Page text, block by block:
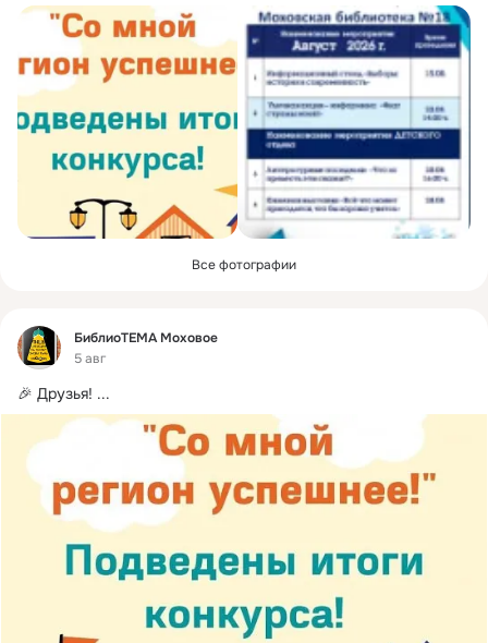
Все фотографии
Фид
БиблиоТЕМА Моховое
5 авг
🎉 Друзья! ...